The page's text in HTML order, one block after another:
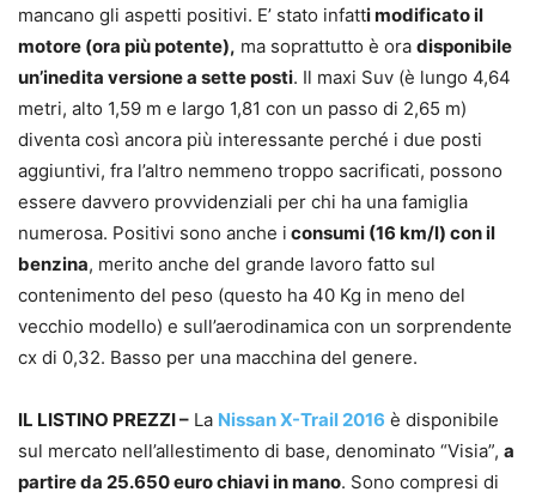
mancano gli aspetti positivi. E’ stato infatti modificato il
motore (ora più potente), ma soprattutto è ora disponibile
un’inedita versione a sette posti. Il maxi Suv (è lungo 4,64
metri, alto 1,59 m e largo 1,81 con un passo di 2,65 m)
diventa così ancora più interessante perché i due posti
aggiuntivi, fra l’altro nemmeno troppo sacrificati, possono
essere davvero provvidenziali per chi ha una famiglia
numerosa. Positivi sono anche i consumi (16 km/l) con il
benzina, merito anche del grande lavoro fatto sul
contenimento del peso (questo ha 40 Kg in meno del
vecchio modello) e sull’aerodinamica con un sorprendente
cx di 0,32. Basso per una macchina del genere.
IL LISTINO PREZZI – La Nissan X-Trail 2016 è disponibile
sul mercato nell’allestimento di base, denominato “Visia”, a
partire da 25.650 euro chiavi in mano. Sono compresi di